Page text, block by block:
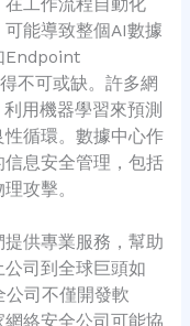
工作流程自動化
能導致整個AI數據
Endpoint
不可或缺。許多網
用機器學習來預測
循環。數據中心作
息安全管理，包括
攻擊。
供專業服務，幫助
司到全球巨頭如
司不僅開發軟
絡安全公司可能協